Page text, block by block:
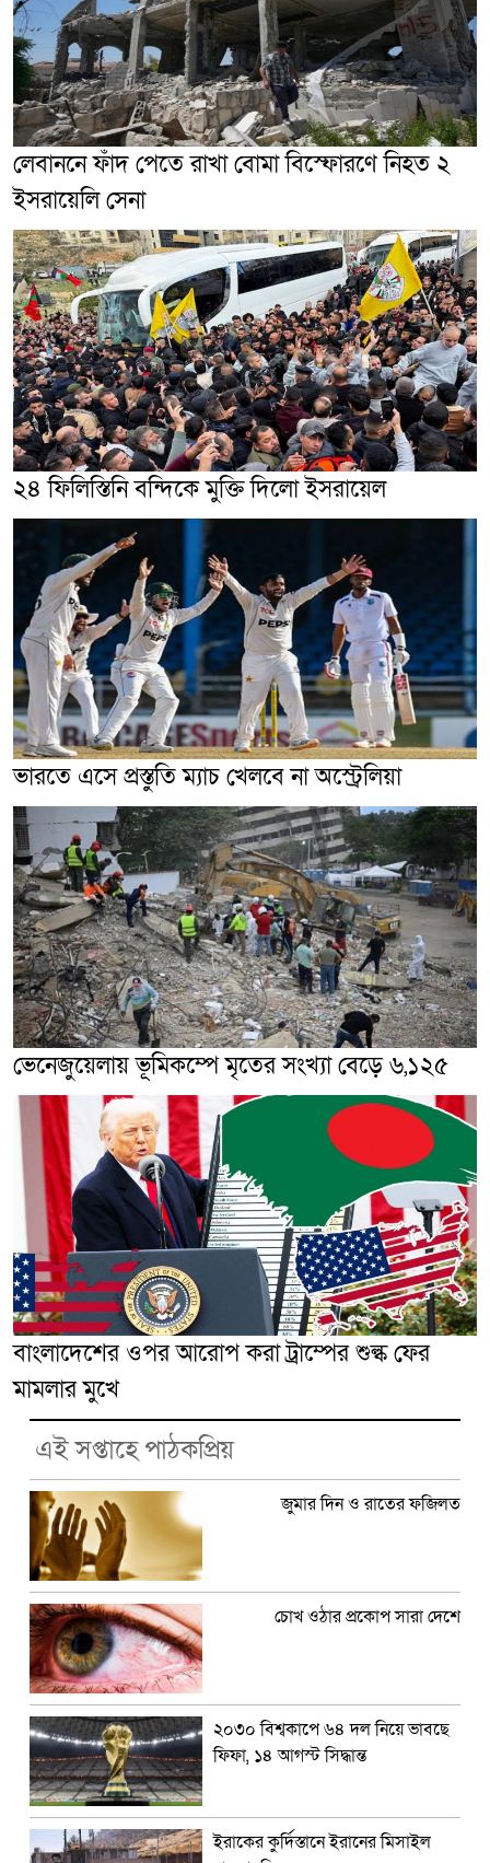
লেবাননে ফাঁদ পেতে রাখা বোমা বিস্ফোরণে নিহত ২
ইসরায়েলি সেনা
২৪ ফিলিস্তিনি বন্দিকে মুক্তি দিলো ইসরায়েল
ভারতে এসে প্রস্তুতি ম্যাচ খেলবে না অস্ট্রেলিয়া
ভেনেজুয়েলায় ভূমিকম্পে মৃতের সংখ্যা বেড়ে ৬,১২৫
বাংলাদেশের ওপর আরোপ করা ট্রাম্পের শুল্ক ফের
মামলার মুখে
এই সপ্তাহে পাঠকপ্রিয়
জুমার দিন ও রাতের ফজিলত
চোখ ওঠার প্রকোপ সারা দেশে
২০৩০ বিশ্বকাপে ৬৪ দল নিয়ে ভাবছে
ফিফা, ১৪ আগস্ট সিদ্ধান্ত
ইরাকের কুর্দিস্তানে ইরানের মিসাইল